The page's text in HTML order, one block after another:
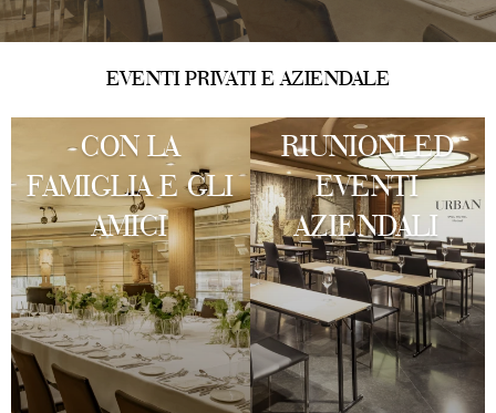
EVENTI PRIVATI E AZIENDALE
CON LA
FAMIGLIA E GLI
AMICI
RIUNIONI ED
EVENTI
AZIENDALI